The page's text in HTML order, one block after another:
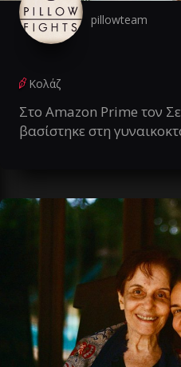
pillowteam
Κολάζ
Στο Amazon Prime τον
βασίστηκε στη